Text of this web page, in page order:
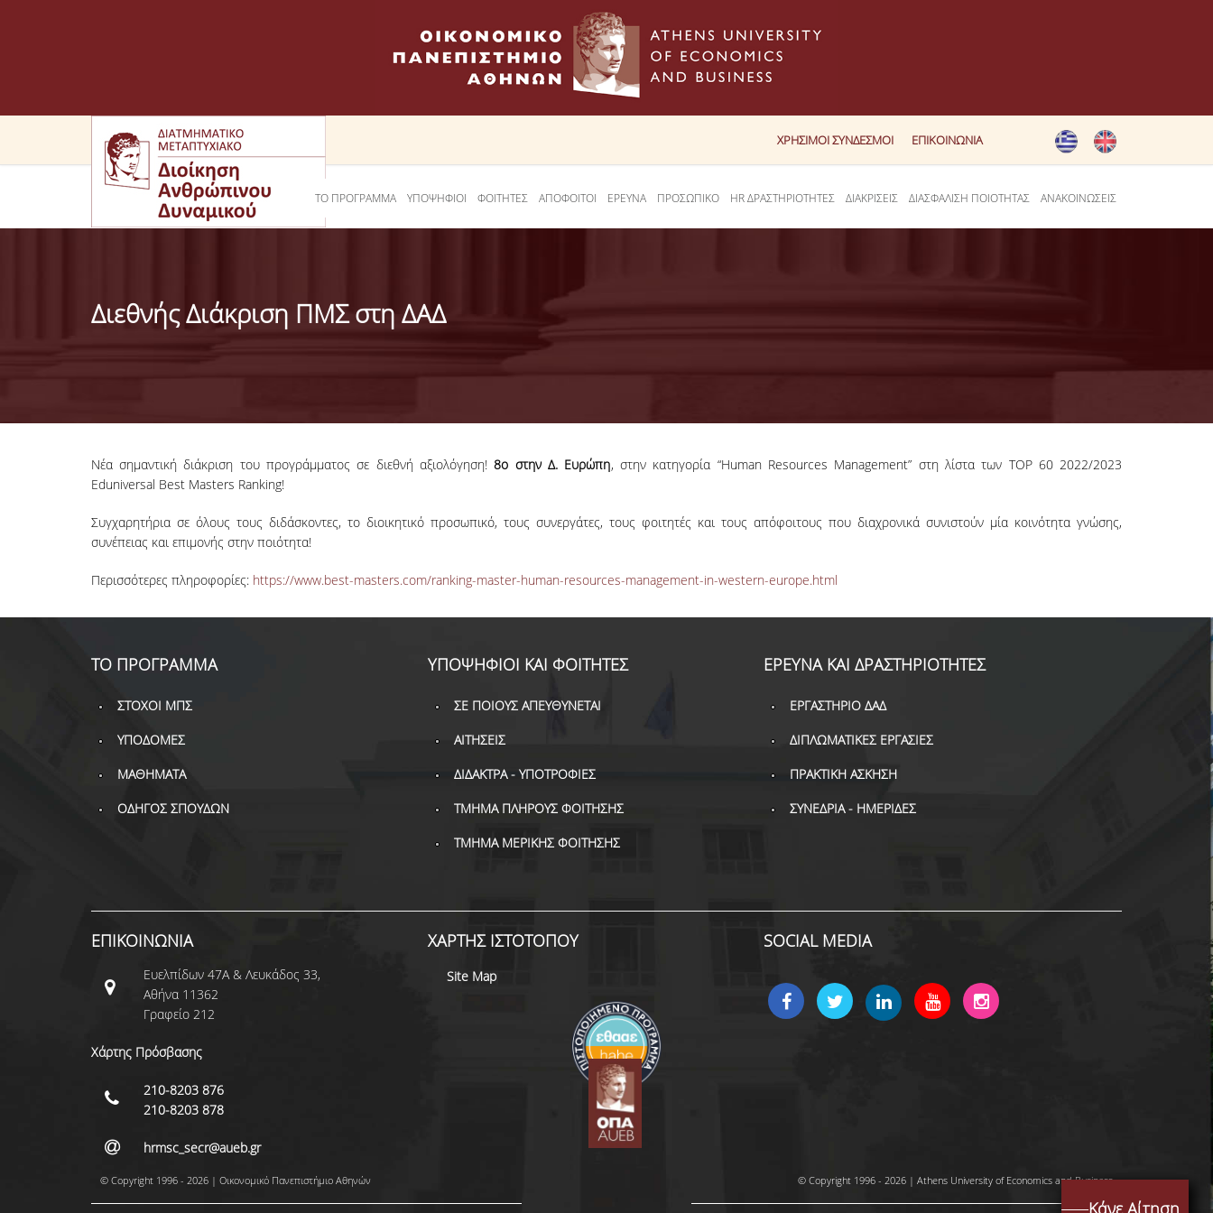
Κάνε Αίτηση
ΧΡΗΣΙΜΟΙ ΣΥΝΔΕΣΜΟΙ ΕΠΙΚΟΙΝΩΝΙΑ
ΤΟ ΠΡΟΓΡΑΜΜΑ ΥΠΟΨΗΦΙΟΙ ΦΟΙΤΗΤΕΣ ΑΠΟΦΟΙΤΟΙ ΕΡΕΥΝΑ ΠΡΟΣΩΠΙΚΟ HR ΔΡΑΣΤΗΡΙΟΤΗΤΕΣ ΔΙΑΚΡΙΣΕΙΣ ΔΙΑΣΦΑΛΙΣΗ ΠΟΙΟΤΗΤΑΣ ΑΝΑΚΟΙΝΩΣΕΙΣ
Διεθνής Διάκριση ΠΜΣ στη ΔΑΔ
Νέα σημαντική διάκριση του προγράμματος σε διεθνή αξιολόγηση!8ο στην Δ. Ευρώπη, στην κατηγορία “Human Resources Management” στη λίστα των TOP 60 2022/2023
Eduniversal Best Masters Ranking!
Συγχαρητήρια σε όλους τους διδάσκοντες, το διοικητικό προσωπικό, τους συνεργάτες, τους φοιτητές και τους απόφοιτους που διαχρονικά συνιστούν μία κοινότητα γνώσης,
συνέπειας και επιμονής στην ποιότητα!
Περισσότερες πληροφορίες: https://www.best-masters.com/ranking-master-human-resources-management-in-western-europe.html
ΤΟ ΠΡΟΓΡΑΜΜΑ
ΣΤΟΧΟΙ ΜΠΣ
ΥΠΟΔΟΜΕΣ
ΜΑΘΗΜΑΤΑ
ΟΔΗΓΟΣ ΣΠΟΥΔΩΝ
ΥΠΟΨΗΦΙΟΙ ΚΑΙ ΦΟΙΤΗΤΕΣ
ΣΕ ΠΟΙΟΥΣ ΑΠΕΥΘΥΝΕΤΑΙ
ΑΙΤΗΣΕΙΣ
ΔΙΔΑΚΤΡΑ - ΥΠΟΤΡΟΦΙΕΣ
ΤΜΗΜΑ ΠΛΗΡΟΥΣ ΦΟΙΤΗΣΗΣ
ΤΜΗΜΑ ΜΕΡΙΚΗΣ ΦΟΙΤΗΣΗΣ
ΕΡΕΥΝΑ ΚΑΙ ΔΡΑΣΤΗΡΙΟΤΗΤΕΣ
ΕΡΓΑΣΤΗΡΙΟ ΔΑΔ
ΔΙΠΛΩΜΑΤΙΚΕΣ ΕΡΓΑΣΙΕΣ
ΠΡΑΚΤΙΚΗ ΑΣΚΗΣΗ
ΣΥΝΕΔΡΙΑ - ΗΜΕΡΙΔΕΣ
ΕΠΙΚΟΙΝΩΝΙΑ
Ευελπίδων 47Α & Λευκάδος 33,
Αθήνα 11362
Γραφείο 212
Χάρτης Πρόσβασης
210-8203 876
210-8203 878
hrmsc_secr@aueb.gr
ΧΑΡΤΗΣ ΙΣΤΟΤΟΠΟΥ
Site Map
SOCIAL MEDIA
© Copyright 1996 - 2026 | Οικονομικό Πανεπιστήμιο Αθηνών © Copyright 1996 - 2026 | Athens University of Economics and Business